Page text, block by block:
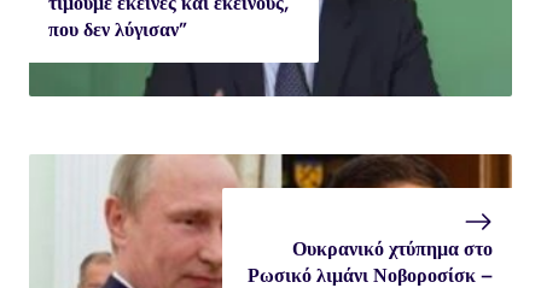
που δεν λύγισαν”
Ουκρανικό χτύπημα στο
Ρωσικό λιμάνι Νοβοροσίσκ –